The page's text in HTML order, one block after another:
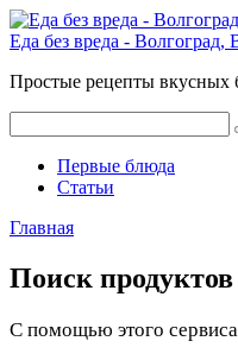
Перейти
к
Еда без вреда - Волгоград,
Простые рецепты вкусных
Первые блюда
Статьи
Главная
Поиск
С помощью этого